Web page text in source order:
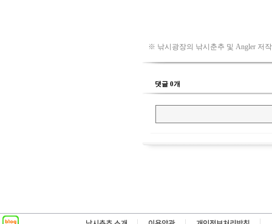
※ 낚시광장의 낚시춘추 및 Angler 저
댓글 0개